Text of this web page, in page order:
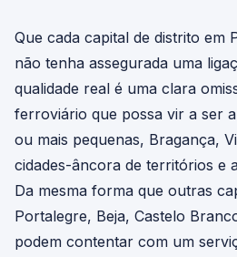
Que cada capital de distrito em
não tenha assegurada uma
qualidade real é uma clara
ferroviário que possa vir a ser
ou mais pequenas, Bragança,
cidades-âncora de territórios e
Da mesma forma que outras
Portalegre, Beja, Castelo
podem contentar com um